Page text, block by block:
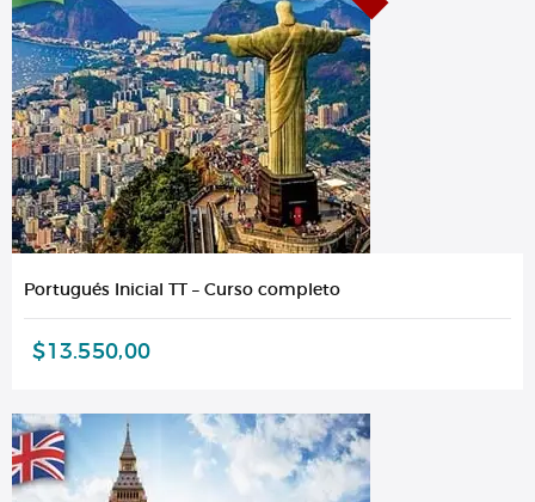
Portugués Inicial TT – Curso completo
$13.550,00